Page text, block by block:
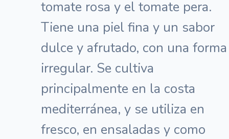
tomate rosa y el tomate pera.
Tiene una piel fina y un sabor
dulce y afrutado, con una forma
irregular. Se cultiva
principalmente en la costa
mediterránea, y se utiliza en
fresco, en ensaladas y como